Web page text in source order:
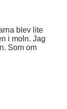
blev lite
i moln. Jag
Som om